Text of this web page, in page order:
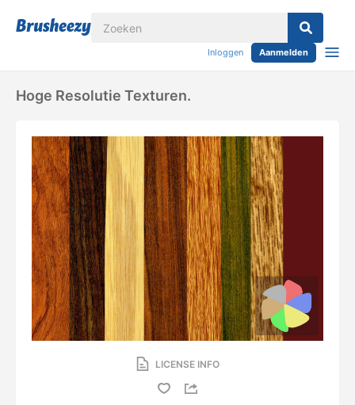
Inloggen Aanmelden
Hoge Resolutie Texturen.
LICENSE INFO